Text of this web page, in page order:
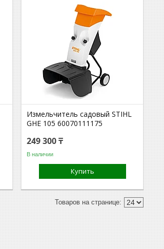
Измельчитель садовый STIHL
GHE 105 60070111175
249 300 ₸
В наличии
Купить